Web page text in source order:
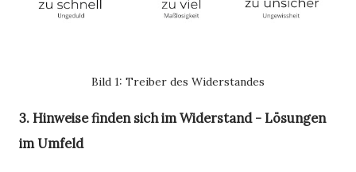
Bild 1: Treiber des Widerstandes
3. Hinweise finden sich im Widerstand - Lösungen
im Umfeld